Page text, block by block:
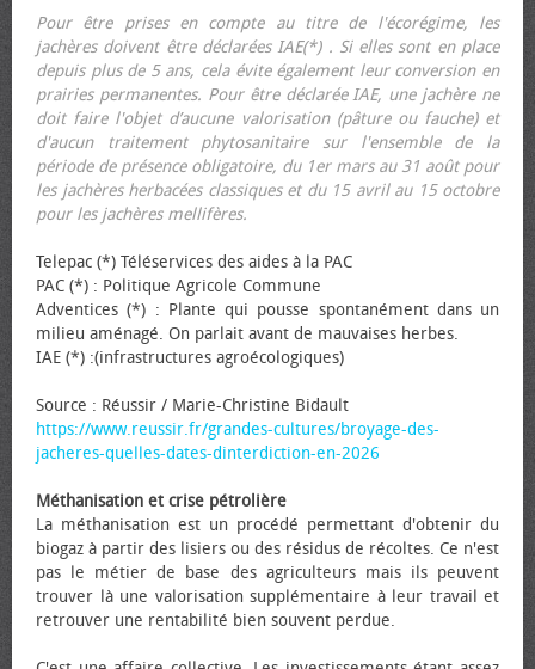
Pour être prises en compte au titre de l'écorégime, les
jachères doivent être déclarées IAE(*) . Si elles sont en place
depuis plus de 5 ans, cela évite également leur conversion en
prairies permanentes. Pour être déclarée IAE, une jachère ne
doit faire l'objet d’aucune valorisation (pâture ou fauche) et
d'aucun traitement phytosanitaire sur l'ensemble de la
période de présence obligatoire, du 1er mars au 31 août pour
les jachères herbacées classiques et du 15 avril au 15 octobre
pour les jachères mellifères.
Telepac (*) Téléservices des aides à la PAC
PAC (*) : Politique Agricole Commune
Adventices (*) : Plante qui pousse spontanément dans un
milieu aménagé. On parlait avant de mauvaises herbes.
IAE (*) :(infrastructures agroécologiques)
Source : Réussir / Marie-Christine Bidault
https://www.reussir.fr/grandes-cultures/broyage-des-
jacheres-quelles-dates-dinterdiction-en-2026
Méthanisation et crise pétrolière
La méthanisation est un procédé permettant d'obtenir du
biogaz à partir des lisiers ou des résidus de récoltes. Ce n'est
pas le métier de base des agriculteurs mais ils peuvent
trouver là une valorisation supplémentaire à leur travail et
retrouver une rentabilité bien souvent perdue.